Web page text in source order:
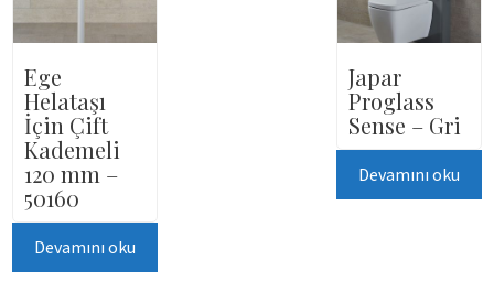
Ege
Helataşı
İçin Çift
Kademeli
120 mm –
50160
Devamını oku
Japar
Proglass
Sense – Gri
Devamını oku